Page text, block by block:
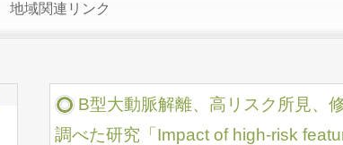
地域関連リンク
B型大動脈解離、高リスク所見、
調べた研究「Impact of high-risk